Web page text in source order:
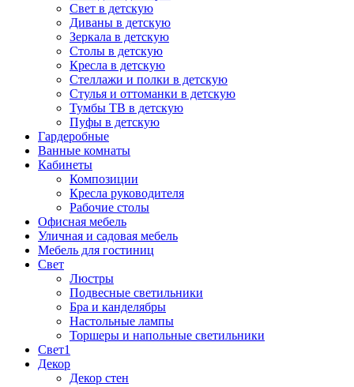
Свет в детскую
Диваны в детскую
Зеркала в детскую
Столы в детскую
Кресла в детскую
Стеллажи и полки в детскую
Стулья и оттоманки в детскую
Тумбы ТВ в детскую
Пуфы в детскую
Гардеробные
Ванные комнаты
Кабинеты
Композиции
Кресла руководителя
Рабочие столы
Офисная мебель
Уличная и садовая мебель
Мебель для гостиниц
Свет
Люстры
Подвесные светильники
Бра и канделябры
Настольные лампы
Торшеры и напольные светильники
Свет1
Декор
Декор стен